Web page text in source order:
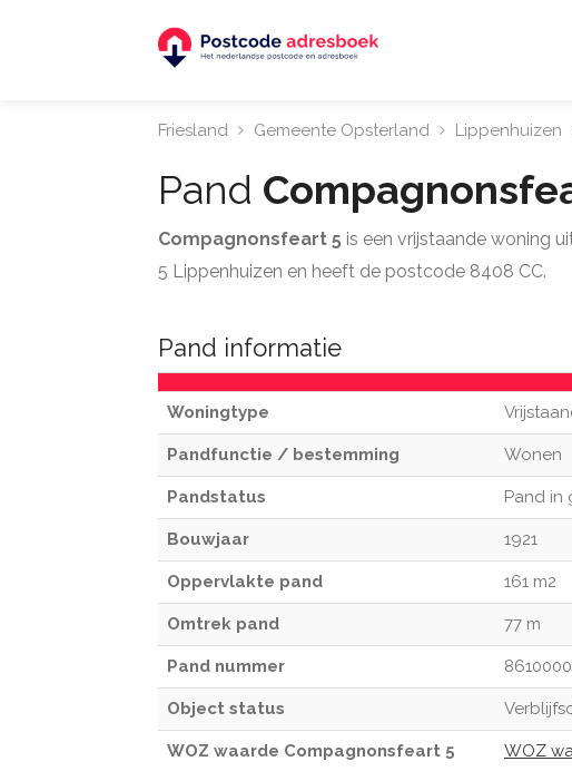
Friesland Gemeente Opsterland Lippenhuizen
Pand
Compagnonsfeart 5 is een vrijstaande woning
5 Lippenhuizen en heeft de postcode 8408 CC.
Pand informatie
Woningtype
Pandfunctie / bestemming Wonen
Pandstatus Pand in
Bouwjaar 1921
Oppervlakte pand 161 m2
Omtrek pand 77 m
Pand nummer
Object status
WOZ waarde Compagnonsfeart 5 WOZ